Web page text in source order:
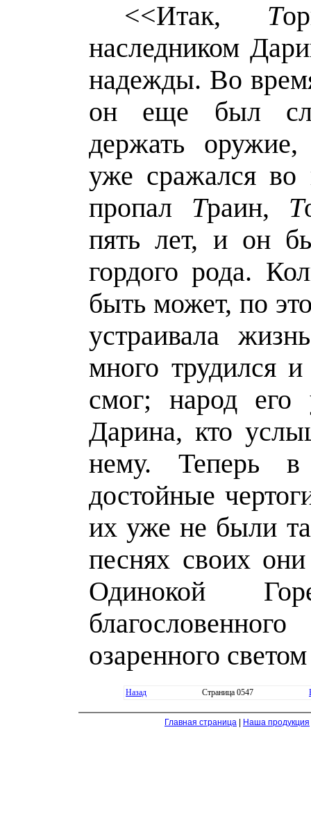
<<Итак, Т
наследником
надежды. Во
он еще был
держать
уже сражался во
пропал Трaин, Т
пять лет, и он
гордого рода.
быть может, по
устраивала
много трудился и
смог; народ его
Дарина, кто
нему. Теперь
достойные
их уже не были
песнях своих
Одинокой
озаренного
Назад Страница 0547
Главная страница Наша продукция